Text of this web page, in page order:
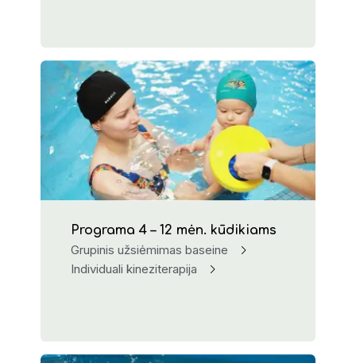
Programa 4 – 12 mėn. kūdikiams
Grupinis užsiėmimas baseine
Individuali kineziterapija